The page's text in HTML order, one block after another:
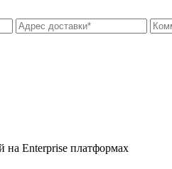
на Enterprise платформах